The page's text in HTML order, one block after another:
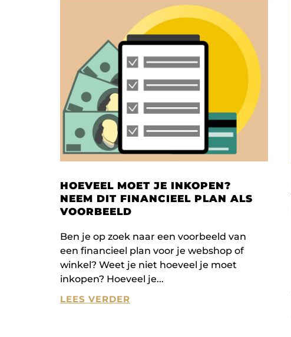
HOEVEEL MOET JE INKOPEN?
NEEM DIT FINANCIEEL PLAN ALS
VOORBEELD
Ben je op zoek naar een voorbeeld van
een financieel plan voor je webshop of
winkel? Weet je niet hoeveel je moet
inkopen? Hoeveel je
LEES VERDER